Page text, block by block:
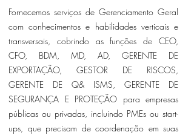
Fornecemos serviços de Gerenciamento Geral
com conhecimentos e habilidades verticais e
transversais, cobrindo as funções de CEO,
CFO, BDM, MD, AD, GERENTE DE
EXPORTAÇÃO, GESTOR DE RISCOS,
GERENTE DE Q& ISMS, GERENTE DE
SEGURANÇA E PROTEÇÃO para empresas
públicas ou privadas, incluindo PMEs ou start-
ups, que precisam de coordenação em suas